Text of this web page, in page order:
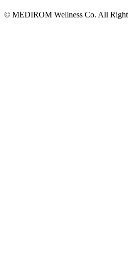
© MEDIROM Wellness Co. All Right